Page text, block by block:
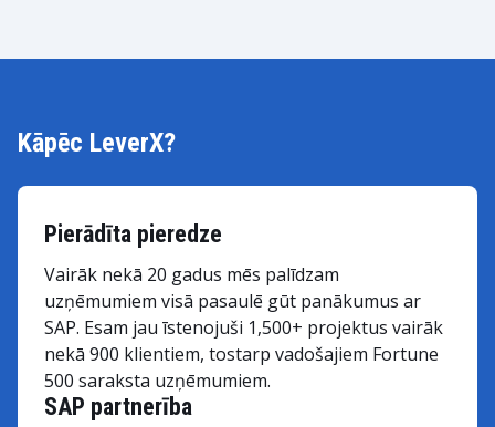
Kāpēc LeverX?
Pierādīta pieredze
Vairāk nekā 20 gadus mēs palīdzam
uzņēmumiem visā pasaulē gūt panākumus ar
SAP. Esam jau īstenojuši 1,500+ projektus vairāk
nekā 900 klientiem, tostarp vadošajiem Fortune
500 saraksta uzņēmumiem.
SAP partnerība